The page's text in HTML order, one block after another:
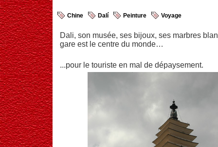
Chine Dalí Peinture Voyage
Dali, son musée, ses bijoux, ses marbres
gare est le centre du monde…
...pour le touriste en mal de dépaysement.